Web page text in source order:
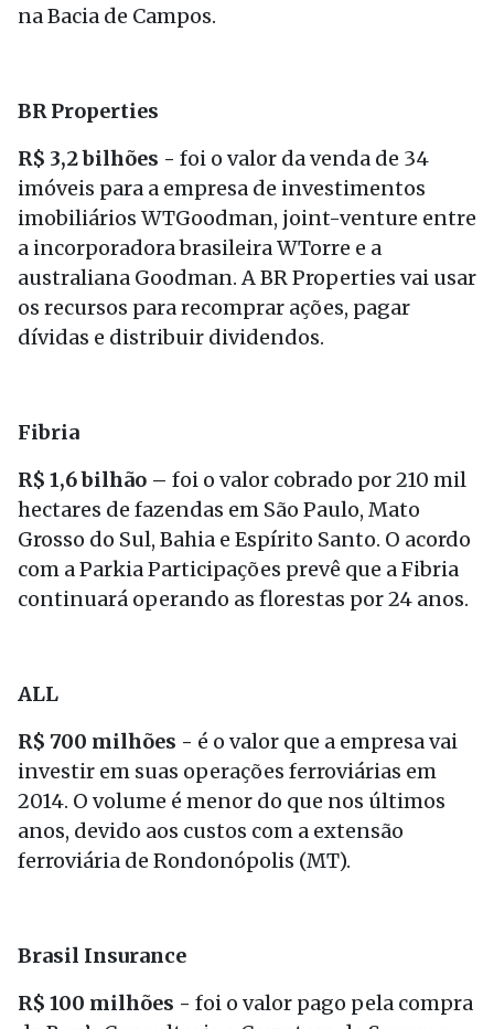
na Bacia de Campos.
BR Properties
R$ 3,2 bilhões - foi o valor da venda de 34
imóveis para a empresa de investimentos
imobiliários WTGoodman, joint-venture entre
a incorporadora brasileira WTorre e a
australiana Goodman. A BR Properties vai usar
os recursos para recomprar ações, pagar
dívidas e distribuir dividendos.
Fibria
R$ 1,6 bilhão – foi o valor cobrado por 210 mil
hectares de fazendas em São Paulo, Mato
Grosso do Sul, Bahia e Espírito Santo. O acordo
com a Parkia Participações prevê que a Fibria
continuará operando as florestas por 24 anos.
ALL
R$ 700 milhões - é o valor que a empresa vai
investir em suas operações ferroviárias em
2014. O volume é menor do que nos últimos
anos, devido aos custos com a extensão
ferroviária de Rondonópolis (MT).
Brasil Insurance
R$ 100 milhões - foi o valor pago pela compra